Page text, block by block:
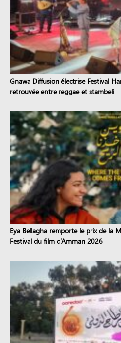
Gnawa Diffusion électrise Festival
retrouvée entre reggae et stambeli
Eya Bellagha remporte le prix de la
Festival du film d’Amman 2026